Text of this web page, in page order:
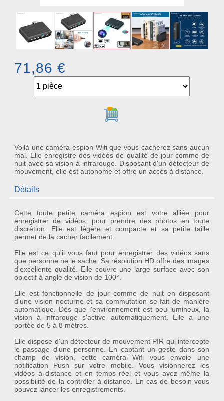
71,86 €
Ajouter au panier
Voilà une caméra espion Wifi que vous cacherez sans aucun
mal. Elle enregistre des vidéos de qualité de jour comme de
nuit avec sa vision à infrarouge. Disposant d'un détecteur de
mouvement, elle est autonome et offre un accès à distance.
Détails
Cette toute petitecaméra espion est votre alliée pour
enregistrer de vidéos, pour prendre des photos en toute
discrétion. Elle est légère et compacte et sa petite taille
permet de la cacher facilement.
Elle est ce qu'il vous faut pour enregistrer des vidéos sans
que personne ne le sache. Sa résolution HD offre des images
d'excellente qualité. Elle couvre une large surface avec son
objectif à angle de vision de 100°.
Elle est fonctionnelle de jour comme de nuit en disposant
d'une vision nocturne et sa commutation se fait de manière
automatique. Dès que l'environnement est peu lumineux, la
vision à infrarouge s'active automatiquement. Elle a une
portée de 5 à 8 mètres.
Elle dispose d'undétecteur de mouvement PIR qui intercepte
le passage d'une personne. En captant un geste dans son
champ de vision, cette caméra Wifi vous envoie une
notification Push sur votre mobile. Vous visionnerez les
vidéos à distance et en temps réel et vous avez même la
possibilité de la contrôler à distance. En cas de besoin vous
pouvez lancer les enregistrements.